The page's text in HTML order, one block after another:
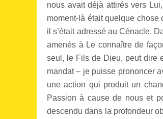
nous avait déjà attirés vers
moment-là était quelque chose
il s’était adressé au Cénacle.
amenés à Le connaître de
seul, le Fils de Dieu, peut dire
mandat – je puisse prononcer
une action qui produit un
Passion à cause de nous et
descendu dans la profondeur